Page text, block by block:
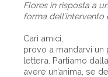
Flores in risposta a
forma
Cari amici,
provo a mandarvi
lettera. Partiamo
avere un’anima, se